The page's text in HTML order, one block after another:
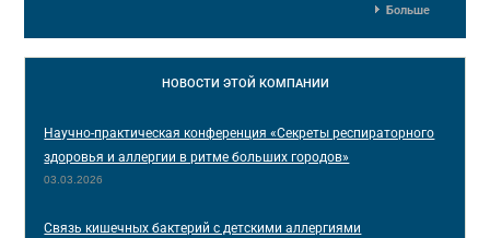
Больше
НОВОСТИ ЭТОЙ КОМПАНИИ
Научно-практическая конференция «Секреты респираторного
здоровья и аллергии в ритме больших городов»
03.03.2026
Связь кишечных бактерий с детскими аллергиями